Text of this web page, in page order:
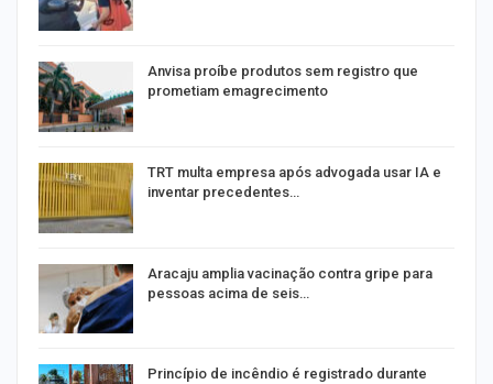
Anvisa proíbe produtos sem registro que
prometiam emagrecimento
TRT multa empresa após advogada usar IA e
inventar precedentes…
Aracaju amplia vacinação contra gripe para
pessoas acima de seis…
Princípio de incêndio é registrado durante